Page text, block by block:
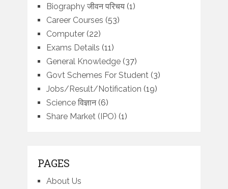
Biography जीवन परिचय(1)
Career Courses (53)
Computer(22)
Exams Details (11)
General Knowledge(37)
Govt Schemes For Student (3)
Jobs/Result/Notification (19)
Science विज्ञान(6)
Share Market (IPO) (1)
PAGES
About Us